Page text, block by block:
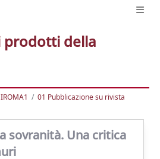
prodotti della
01 Pubblicazione su rivista
sovranità. Una critica